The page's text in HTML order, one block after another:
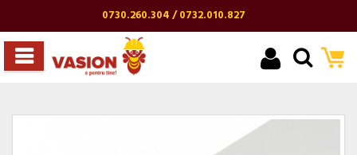
0730.260.304 / 0732.010.827